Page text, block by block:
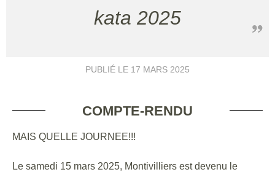
kata 2025
PUBLIÉ LE 17 MARS 2025
COMPTE-RENDU
MAIS QUELLE JOURNEE!!!
Le samedi 15 mars 2025, Montivilliers est devenu le